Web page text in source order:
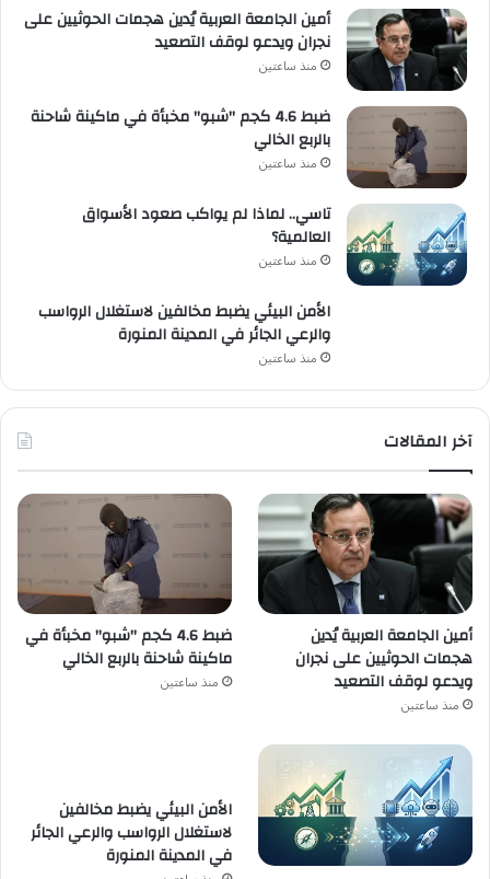
أمين الجامعة العربية يُدين هجمات الحوثيين على
نجران ويدعو لوقف التصعيد
منذ ساعتين
ضبط 4.6 كجم "شبو" مخبأة في ماكينة شاحنة
بالربع الخالي
منذ ساعتين
تاسي.. لماذا لم يواكب صعود الأسواق
العالمية؟
منذ ساعتين
الأمن البيئي يضبط مخالفين لاستغلال الرواسب
والرعي الجائر في المدينة المنورة
منذ ساعتين
آخر المقالات
أمين الجامعة العربية يُدين
هجمات الحوثيين على نجران
ويدعو لوقف التصعيد
منذ ساعتين
ضبط 4.6 كجم "شبو" مخبأة في
ماكينة شاحنة بالربع الخالي
منذ ساعتين
الأمن البيئي يضبط مخالفين
لاستغلال الرواسب والرعي الجائر
في المدينة المنورة